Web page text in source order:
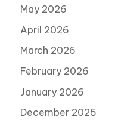
May 2026
April 2026
March 2026
February 2026
January 2026
December 2025